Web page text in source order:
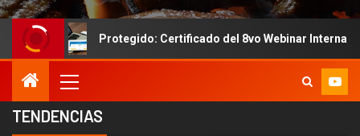
Protegido: Certificado del 8vo Webinar Internacional por
TENDENCIAS